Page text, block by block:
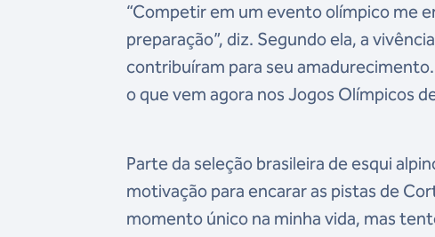
“Competir em um evento olímpico me
preparação”, diz. Segundo ela, a
contribuíram para seu
o que vem agora nos Jogos Olímpicos
Parte da seleção brasileira de esqui
motivação para encarar as pistas de
momento único na minha vida, mas